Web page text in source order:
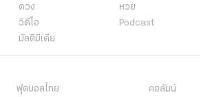
ดวง
หวย
วิดีโอ
Podcast
มัลติมีเดีย
ฟุตบอลไทย
คอลัมน์